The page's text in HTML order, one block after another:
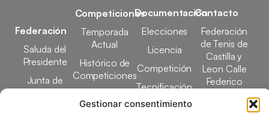
Gestionar consentimiento
Federación
Saluda del
Presidente
Junta de
Gobierno
Competiciones
Temporada
Actual
Histórico de
Competiciones
Arbitrales
Documentación
Elecciones
Licencia
Competición
Tecnificación
Docencia
Contacto
Federación
de Tenis de
Castilla y
Leon Calle
Federico